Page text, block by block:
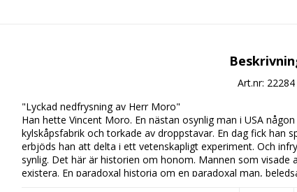
Art.nr: 22284
"Lyckad nedfrysning av Herr Moro"
Han hette Vincent Moro. En nästan osynlig man i USA
kylskåpsfabrik och torkade av droppstavar. En dag fick han
erbjöds han att delta i ett vetenskapligt experiment. Och
synlig. Det här är historien om honom. Mannen som
existera. En paradoxal historia om en paradoxal man,